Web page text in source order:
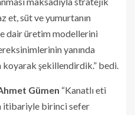
et, süt ve yumurtanın
dair üretim modellerini
yanında
şekillendirdik.” bedi.
Gümen “Kanatlı eti
itibariyle birinci sefer